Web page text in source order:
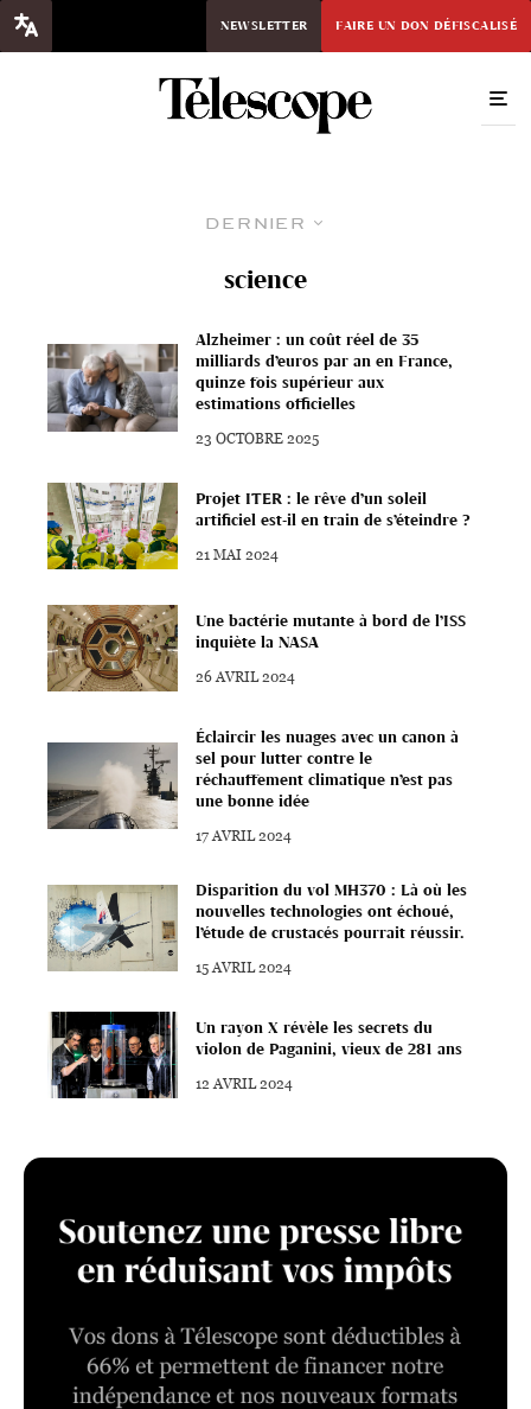
NEWSLETTER FAIRE UN DON DÉFISCALISÉ
Dernier
science
Alzheimer : un coût réel de 35
milliards d’euros par an en France,
quinze fois supérieur aux
estimations officielles
23 OCTOBRE 2025
Projet ITER : le rêve d’un soleil
artificiel est-il en train de s’éteindre ?
21 MAI 2024
Une bactérie mutante à bord de l’ISS
inquiète la NASA
26 AVRIL 2024
Éclaircir les nuages avec un canon à
sel pour lutter contre le
réchauffement climatique n’est pas
une bonne idée
17 AVRIL 2024
Disparition du vol MH370 : Là où les
nouvelles technologies ont échoué,
l’étude de crustacés pourrait réussir.
15 AVRIL 2024
Un rayon X révèle les secrets du
violon de Paganini, vieux de 281 ans
12 AVRIL 2024